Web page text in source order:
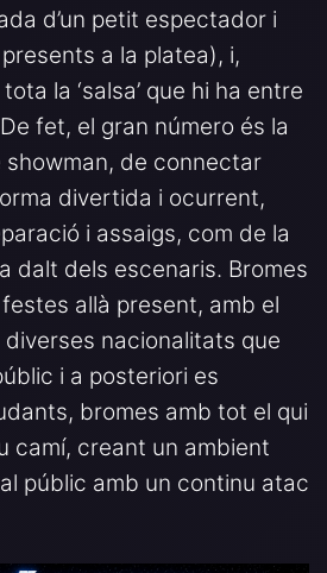
d’un petit espectador i
a la platea), i,
la ‘salsa’ que hi ha entre
fet, el gran número és la
de connectar
divertida i ocurrent,
i assaigs, com de la
dalt dels escenaris. Bromes
allà present, amb el
nacionalitats que
i a posteriori es
bromes amb tot el qui
camí, creant un ambient
públic amb un continu atac